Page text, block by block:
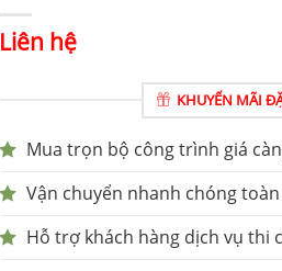
Liên hệ
KHUYẾN MÃI
Mua trọn bộ công trình giá
Vận chuyển nhanh chóng
Hỗ trợ khách hàng dịch vụ thi